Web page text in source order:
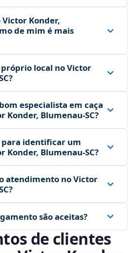
Victor Konder,
de mim é mais
local no Victor
especialista em caça
Konder, Blumenau‑SC?
identificar um
Konder, Blumenau‑SC?
atendimento no Victor
são aceitas?
de clientes